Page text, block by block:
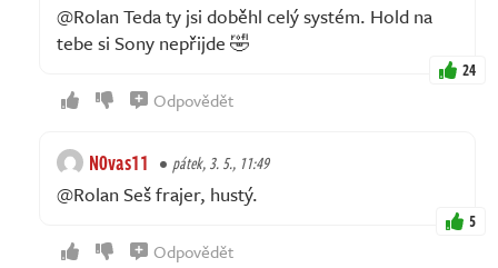
@Rolan Teda ty jsi doběhl celý systém. Hold na
tebe si Sony nepřijde 🤣
24
Odpovědět
N0vas11 pátek, 3. 5., 11:49
@Rolan Seš frajer, hustý.
5
Odpovědět